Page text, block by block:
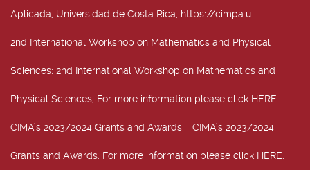
Aplicada, Universidad de Costa Rica, https://cimpa.u
2nd International Workshop on Mathematics and Physical
Sciences: 2nd International Workshop on Mathematics and
Physical Sciences, For more information please click HERE.
CIMA’s 2023/2024 Grants and Awards: CIMA’s 2023/2024
Grants and Awards. For more information please click HERE.